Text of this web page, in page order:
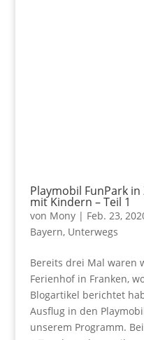
Playmobil FunPark
mit Kindern – Teil 1
von Mony| Feb. 23,
Bayern, Unterwegs
Bereits drei Mal waren
Ferienhof in Franken,
Blogartikel berichtet
Ausflug in den
unserem Programm.